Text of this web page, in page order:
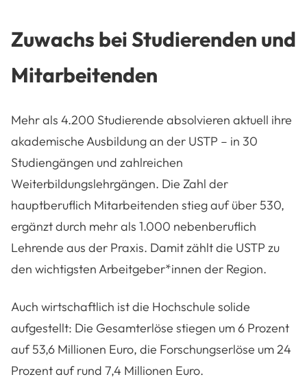
Zuwachs bei Studierenden und
Mitarbeitenden
Mehr als 4.200 Studierende absolvieren aktuell ihre
akademische Ausbildung an der USTP – in 30
Studiengängen und zahlreichen
Weiterbildungslehrgängen. Die Zahl der
hauptberuflich Mitarbeitenden stieg auf über 530,
ergänzt durch mehr als 1.000 nebenberuflich
Lehrende aus der Praxis. Damit zählt die USTP zu
den wichtigsten Arbeitgeber*innen der Region.
Auch wirtschaftlich ist die Hochschule solide
aufgestellt: Die Gesamterlöse stiegen um 6 Prozent
auf 53,6 Millionen Euro, die Forschungserlöse um 24
Prozent auf rund 7,4 Millionen Euro.